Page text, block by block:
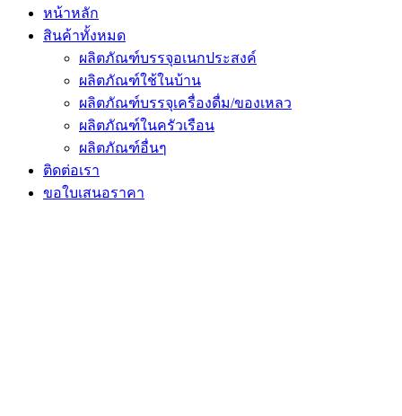
หน้าหลัก
สินค้าทั้งหมด
ผลิตภัณฑ์บรรจุอเนกประสงค์
ผลิตภัณฑ์ใช้ในบ้าน
ผลิตภัณฑ์บรรจุเครื่องดื่ม/ของเหลว
ผลิตภัณฑ์ในครัวเรือน
ผลิตภัณฑ์อื่นๆ
ติดต่อเรา
ขอใบเสนอราคา